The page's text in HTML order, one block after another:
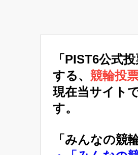
「PIST6公式
する、競輪投
現在当サイト
す。
「みんなの競